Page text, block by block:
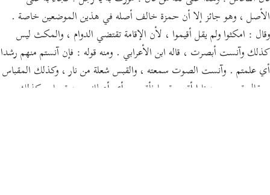
الأصل ، وهو جائز إلا أن حمزة خالف أصله في هذين الموضعين خاصة .
وقال : امكثوا ولم يقل أقيموا ، لأن الإقامة تقتضي الدوام ، والمكث ليس
كذلك وآنست أبصرت ، قاله ابن الأعرابي . ومنه قوله : فإن آنستم منهم رشدا
أي علمتم . وآنست الصوت سمعته ، والقبس شعلة من نار ، وكذلك المقباس
. يقال قبست منه نارا أقبس قبسا فأقبسني أي أعطاني منه قبسا ، وكذلك